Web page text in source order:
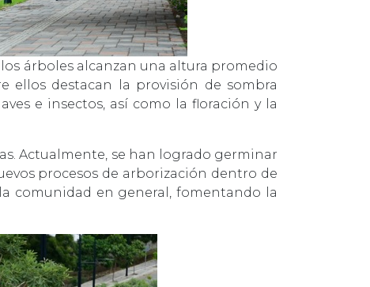
árboles alcanzan una altura promedio
ellos destacan la provisión de sombra
e insectos, así como la floración y la
Actualmente, se han logrado germinar
procesos de arborización dentro de
comunidad en general, fomentando la